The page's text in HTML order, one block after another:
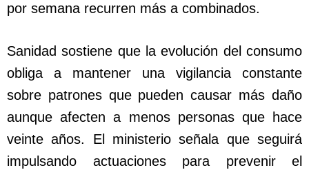
por semana recurren más a combinados.
Sanidad sostiene que la evolución del consumo
obliga a mantener una vigilancia constante
sobre patrones que pueden causar más daño
aunque afecten a menos personas que hace
veinte años. El ministerio señala que seguirá
impulsando actuaciones para prevenir el